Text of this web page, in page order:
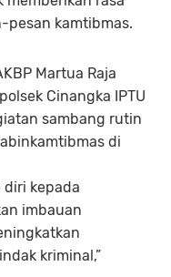
pesan kamtibmas.
Martua Raja
Cinangka IPTU
sambang rutin
di
diri kepada
imbauan
kriminal,”